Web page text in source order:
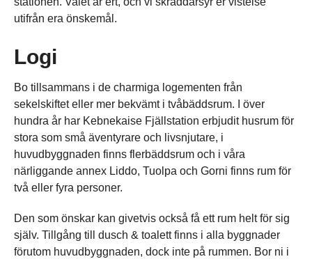
utifrån era önskemål.
Logi
Bo tillsammans i de charmiga logementen från
sekelskiftet eller mer bekvämt i tvåbäddsrum. I över
hundra år har Kebnekaise Fjällstation erbjudit husrum för
stora som små äventyrare och livsnjutare, i
huvudbyggnaden finns flerbäddsrum och i våra
närliggande annex Liddo, Tuolpa och Gorni finns rum för
två eller fyra personer.
Den som önskar kan givetvis också få ett rum helt för sig
själv. Tillgång till dusch & toalett finns i alla byggnader
förutom huvudbyggnaden, dock inte på rummen. Bor ni i